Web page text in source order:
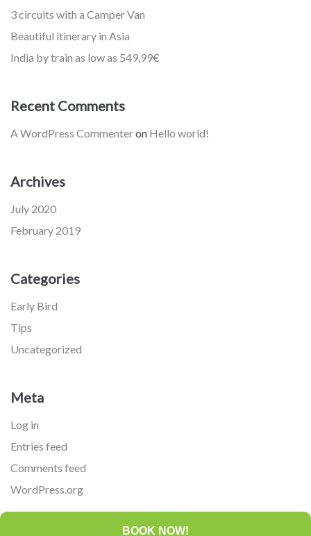
3 circuits with a Camper Van
Beautiful itinerary in Asia
India by train as low as 549,99€
Recent Comments
A WordPress Commenteron Hello world!
Archives
July 2020
February 2019
Categories
Early Bird
Tips
Uncategorized
Meta
Log in
Entries feed
Comments feed
WordPress.org
BOOK NOW!